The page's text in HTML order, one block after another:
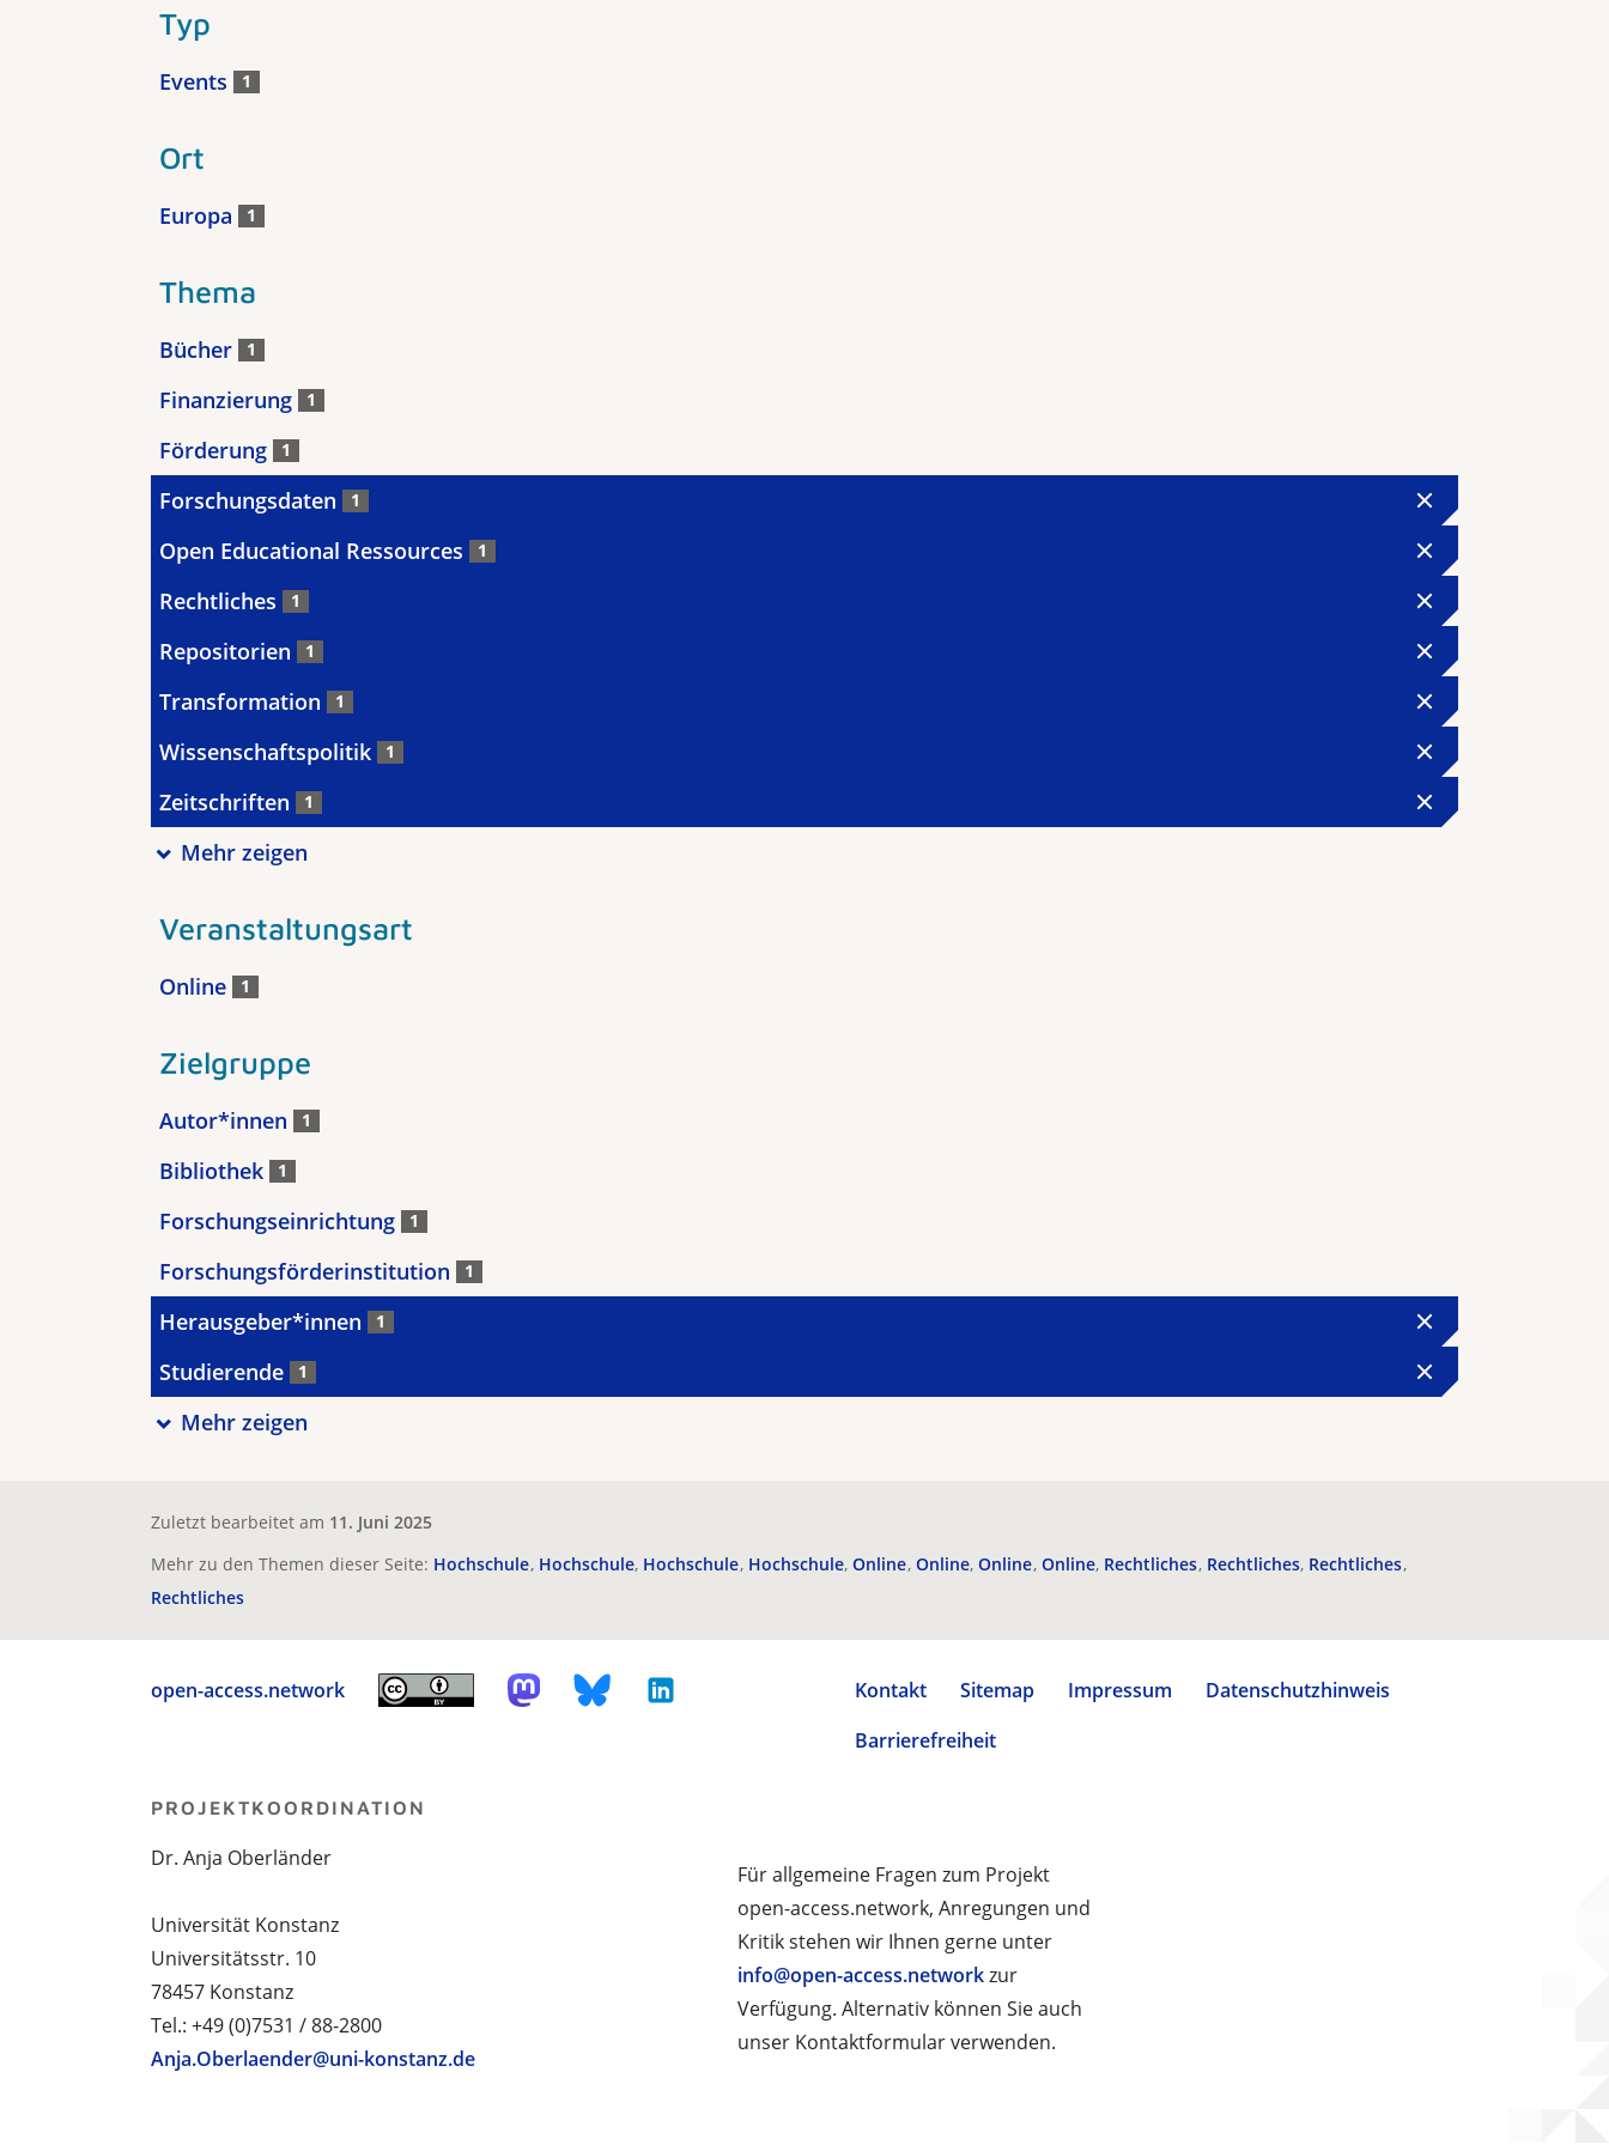
Typ
Events 1
Ort
Europa 1
Thema
Bücher 1
Finanzierung 1
Förderung 1
Forschungsdaten 1
Open Educational Ressources 1
Rechtliches 1
Repositorien 1
Transformation 1
Wissenschaftspolitik 1
Zeitschriften 1
Mehr zeigen
Veranstaltungsart
Online 1
Zielgruppe
Autor*innen 1
Bibliothek 1
Forschungseinrichtung 1
Forschungsförderinstitution 1
Herausgeber*innen 1
Studierende 1
Mehr zeigen
Zuletzt bearbeitet am 11. Juni 2025
Mehr zu den Themen dieser Seite: Hochschule Hochschule Hochschule Hochschule Online Online Online Online Rechtliches Rechtliches Rechtliches
Rechtliches
open-access.network Kontakt Sitemap Impressum
Datenschutzhinweis
Barrierefreiheit
Für allgemeine Fragen zum Projekt
open-access.network, Anregungen und
Kritik stehen wir Ihnen gerne unter
info@open-access.networkzur
Verfügung. Alternativ können Sie auch
unser Kontaktformular verwenden.
PROJEKTKOORDINATION
Dr. Anja Oberländer
Universität Konstanz
Universitätsstr. 10
78457 Konstanz
Tel.: +49 (0)7531 / 88-2800
Anja.Oberlaender@uni-konstanz.de